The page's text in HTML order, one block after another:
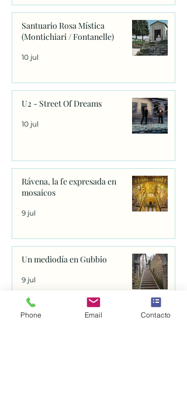
Santuario Rosa Mística
(Montichiari / Fontanelle)
10 jul
U2 - Street Of Dreams
10 jul
Rávena, la fe expresada en
mosaicos
9 jul
Un mediodía en Gubbio
9 jul
Phone Email Contacto